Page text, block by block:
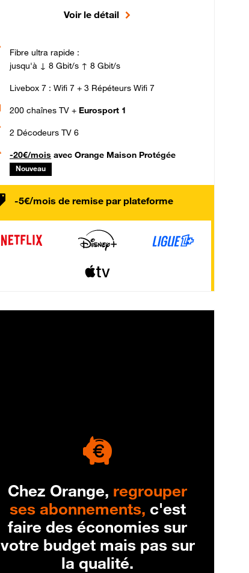
Voir le détail
Fibre ultra rapide :
jusqu'à ↓ 8 Gbit/s ↑ 8 Gbit/s
Livebox 7 : Wifi 7 + 3 Répéteurs Wifi 7
200 chaînes TV + Eurosport 1
2 Décodeurs TV 6
-20€/mois avec Orange Maison Protégée
Nouveau
-5€/mois de remise par plateforme
Chez Orange, regrouper
ses abonnements, c'est
faire des économies sur
votre budget mais pas sur
la qualité.